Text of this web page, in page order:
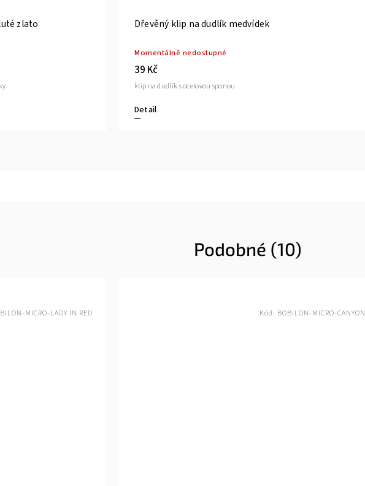
macramé tašky Nůžky nerez ocel, softgrip WHITE, ostré špičky
Skladem (6 ks)
45 Kč
Do košíku
gumový grip, modro-bílá barva, celková délka cca 10 cm
Podobné (10)
BOBILON-MICRO-VIOLET BOBILON-MICRO-BLACK PASSION